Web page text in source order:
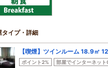
タイプ・詳細
【喫煙】ツインルーム 18.9㎡
ポイント2% 部屋でインターネット